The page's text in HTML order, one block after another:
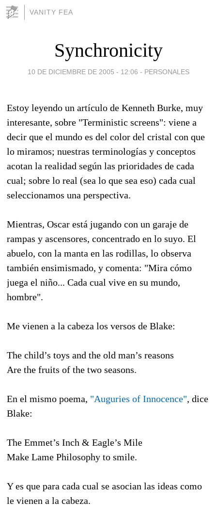
VANITY FEA
Synchronicity
10 DE DICIEMBRE DE 2005 - 12:06 - PERSONALES
Estoy leyendo un artículo de Kenneth Burke, muy
interesante, sobre "Terministic screens": viene a
decir que el mundo es del color del cristal con que
lo miramos; nuestras terminologías y conceptos
acotan la realidad según las prioridades de cada
cual; sobre lo real (sea lo que sea eso) cada cual
seleccionamos una perspectiva.
Mientras, Oscar está jugando con un garaje de
rampas y ascensores, concentrado en lo suyo. El
abuelo, con la manta en las rodillas, lo observa
también ensimismado, y comenta: "Mira cómo
juega el niño... Cada cual vive en su mundo,
hombre".
Me vienen a la cabeza los versos de Blake:
The child’s toys and the old man’s reasons
Are the fruits of the two seasons.
En el mismo poema, "Auguries of Innocence", dice
Blake:
The Emmet’s Inch & Eagle’s Mile
Make Lame Philosophy to smile.
Y es que para cada cual se asocian las ideas como
le vienen a la cabeza.